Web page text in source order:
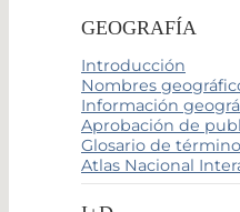
GEOGRAFÍA
Introducción
Nombres
Información
Aprobación de
Glosario de
Atlas Nacional